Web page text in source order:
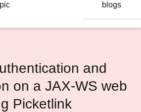
blogs
and
on a JAX-WS web
Picketlink